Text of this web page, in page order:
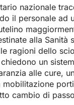
nazionale
il personale ad
alla
ragioni dello
un
alle cure,
mobilitazione
cambio di